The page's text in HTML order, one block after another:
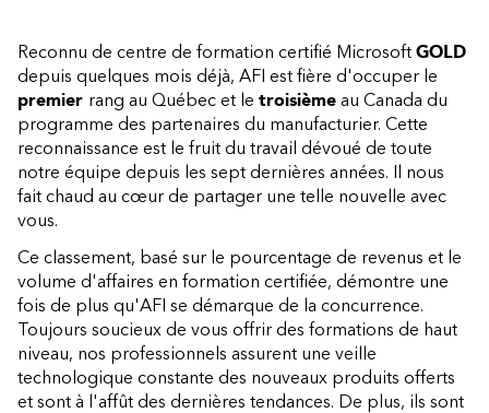
Reconnu de centre de formation certifié Microsoft GOLD
depuis quelques mois déjà, AFI est fière d'occuper le
premier rang au Québec et le troisième au Canada du
programme des partenaires du manufacturier. Cette
reconnaissance est le fruit du travail dévoué de toute
notre équipe depuis les sept dernières années. Il nous
fait chaud au cœur de partager une telle nouvelle avec
vous.
Ce classement, basé sur le pourcentage de revenus et le
volume d'affaires en formation certifiée, démontre une
fois de plus qu'AFI se démarque de la concurrence.
Toujours soucieux de vous offrir des formations de haut
niveau, nos professionnels assurent une veille
technologique constante des nouveaux produits offerts
et sont à l'affût des dernières tendances. De plus, ils sont